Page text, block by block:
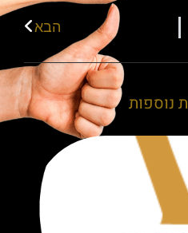
הבא
נוספות